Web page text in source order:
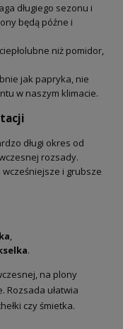
długiego sezonu i
będą późne i
niż pomidor,
jak papryka, nie
w naszym klimacie.
długi okres od
rozsady.
i grubsze
,
.
na plony
Rozsada ułatwia
czy śmietka.